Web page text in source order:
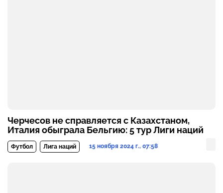
Черчесов не справляется с Казахстаном,
Италия обыграла Бельгию: 5 тур Лиги наций
Футбол Лига наций 15 ноября 2024 г., 07:58